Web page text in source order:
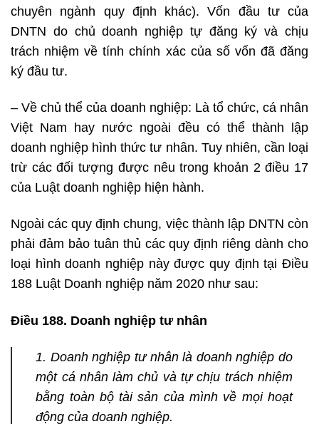
chuyên ngành quy định khác). Vốn đầu tư của
DNTN do chủ doanh nghiệp tự đăng ký và chịu
trách nhiệm về tính chính xác của số vốn đã đăng
ký đầu tư.
– Về chủ thể của doanh nghiệp: Là tổ chức, cá nhân
Việt Nam hay nước ngoài đều có thể thành lập
doanh nghiệp hình thức tư nhân. Tuy nhiên, cần loại
trừ các đối tượng được nêu trong khoản 2 điều 17
của Luật doanh nghiệp hiện hành.
Ngoài các quy định chung, việc thành lập DNTN còn
phải đảm bảo tuân thủ các quy định riêng dành cho
loại hình doanh nghiệp này được quy định tại Điều
188 Luật Doanh nghiệp năm 2020 như sau:
Điều 188. Doanh nghiệp tư nhân
1. Doanh nghiệp tư nhân là doanh nghiệp do
một cá nhân làm chủ và tự chịu trách nhiệm
bằng toàn bộ tài sản của mình về mọi hoạt
động của doanh nghiệp.